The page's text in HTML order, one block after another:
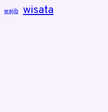
wajib wisata